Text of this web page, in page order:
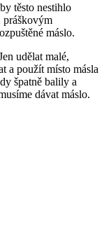
těsto nestihlo
práškovým
máslo.
udělat malé,
a použít místo másla
špatně balily a
dávat máslo.